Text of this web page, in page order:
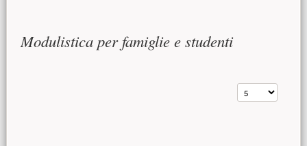
Modulistica per famiglie e studenti
Visualizza n.